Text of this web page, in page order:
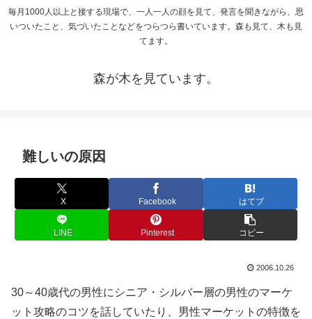
毎月1000人以上と接する現場で、一人一人の顔を見て、発言を聞きながら、思
いついたこと、気づいたことなどをつらつら書いています。森も見て、木も見
てます。
森が木を見ています。
難しいの原因
X Facebook はてブ
LINE Pinterest コピー
2006.10.26
30～40歳代の男性にシニア・シルバー層の男性のマーケ
ット攻略のコツを話していたり、男性マーケットの特徴を